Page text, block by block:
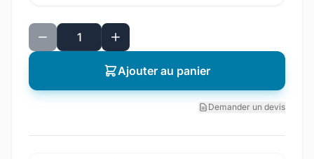
Ajouter au panier
Demander un devis